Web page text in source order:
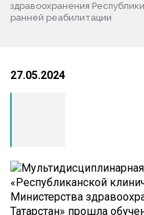
здравоохранения
ранней реабилитации
27.05.2024